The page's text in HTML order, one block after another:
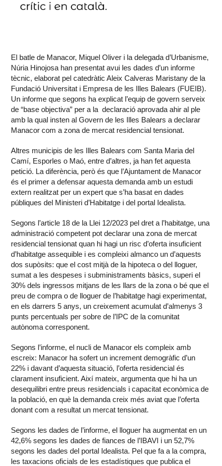
El batle de Manacor, Miquel Oliver i la delegada d’Urbanisme,
Núria Hinojosa han presentat avui les dades d’un informe
tècnic, elaborat pel catedràtic Aleix Calveras Maristany de la
Fundació Universitat i Empresa de les Illes Balears (FUEIB).
Un informe que segons ha explicat l’equip de govern serveix
de “base objectiva” per a la declaració aprovada ahir al ple
amb la qual insten al Govern de les Illes Balears a declarar
Manacor com a zona de mercat residencial tensionat.
Altres municipis de les Illes Balears com Santa Maria del
Camí, Esporles o Maó, entre d’altres, ja han fet aquesta
petició. La diferència, però és que l’Ajuntament de Manacor
és el primer a defensar aquesta demanda amb un estudi
extern realitzat per un expert que s’ha basat en dades
públiques del Ministeri d’Habitatge i del portal Idealista.
Segons l’article 18 de la Llei 12/2023 pel dret a l’habitatge, una
administració competent pot declarar una zona de mercat
residencial tensionat quan hi hagi un risc d’oferta insuficient
d’habitatge assequible i es compleixi almanco un d’aquests
dos supòsits: que el cost mitjà de la hipoteca o del lloguer,
sumat a les despeses i subministraments bàsics, superi el
30% dels ingressos mitjans de les llars de la zona o bé que el
preu de compra o de lloguer de l’habitatge hagi experimentat,
en els darrers 5 anys, un creixement acumulat d’almenys 3
punts percentuals per sobre de l’IPC de la comunitat
autònoma corresponent.
Segons l’informe, el nucli de Manacor els compleix amb
escreix: Manacor ha sofert un increment demogràfic d’un
22% i davant d’aquesta situació, l’oferta residencial és
clarament insuficient. Així mateix, argumenta que hi ha un
desequilibri entre preus residencials i capacitat econòmica de
la població, en què la demanda creix més aviat que l’oferta
donant com a resultat un mercat tensionat.
Segons les dades de l’informe, el lloguer ha augmentat en un
42,6% segons les dades de fiances de l’IBAVI i un 52,7%
segons les dades del portal Idealista. Pel que fa a la compra,
les taxacions oficials de les estadístiques que publica el